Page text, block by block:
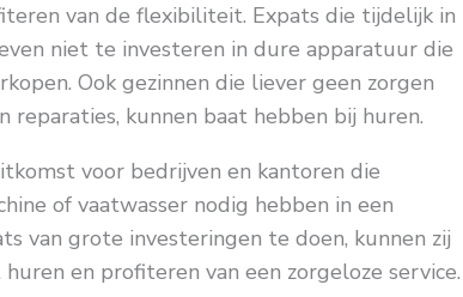
van de flexibiliteit. Expats die tijdelijk in
niet te investeren in dure apparatuur die
Ook gezinnen die liever geen zorgen
reparaties, kunnen baat hebben bij huren.
voor bedrijven en kantoren die
of vaatwasser nodig hebben in een
van grote investeringen te doen, kunnen zij
en profiteren van een zorgeloze service.